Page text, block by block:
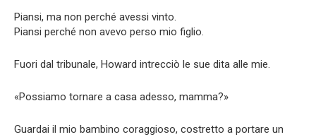
Piansi, ma non perché avessi vinto.
Piansi perché non avevo perso mio figlio.
Fuori dal tribunale, Howard intrecciò le sue dita alle mie.
«Possiamo tornare a casa adesso, mamma?»
Guardai il mio bambino coraggioso, costretto a portare un